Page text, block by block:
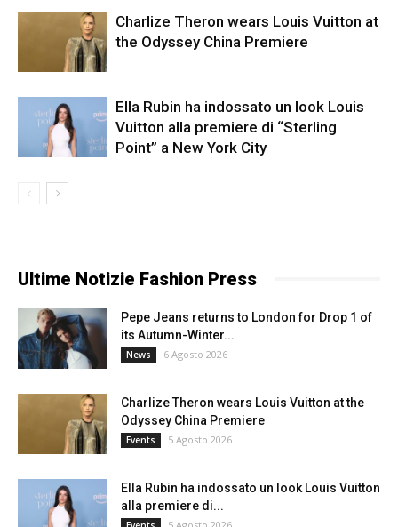
Charlize Theron wears Louis Vuitton at
the Odyssey China Premiere
Ella Rubin ha indossato un look Louis
Vuitton alla premiere di “Sterling
Point” a New York City
Ultime Notizie Fashion Press
Pepe Jeans returns to London for Drop 1 of
its Autumn-Winter...
News 6 Agosto 2026
Charlize Theron wears Louis Vuitton at the
Odyssey China Premiere
Events 5 Agosto 2026
Ella Rubin ha indossato un look Louis Vuitton
alla premiere di...